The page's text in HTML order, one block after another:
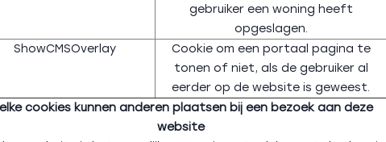
gebruiker een woning heeft
opgeslagen.
ShowCMSOverlay
Cookie om een portaal pagina te
tonen of niet, als de gebruiker al
eerder op de website is geweest.
cookies kunnen anderen plaatsen bij een bezoek aan deze
website